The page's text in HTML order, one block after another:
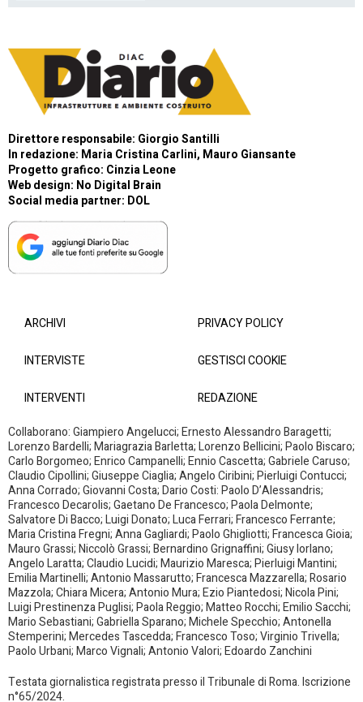
Direttore responsabile: Giorgio Santilli
In redazione: Maria Cristina Carlini, Mauro Giansante
Progetto grafico: Cinzia Leone
Web design: No Digital Brain
Social media partner: DOL
ARCHIVI
INTERVISTE
INTERVENTI
PRIVACY POLICY
GESTISCI COOKIE
REDAZIONE
Collaborano: Giampiero Angelucci; Ernesto Alessandro Baragetti;
Lorenzo Bardelli; Mariagrazia Barletta; Lorenzo Bellicini; Paolo Biscaro;
Carlo Borgomeo; Enrico Campanelli; Ennio Cascetta; Gabriele Caruso;
Claudio Cipollini; Giuseppe Ciaglia; Angelo Ciribini; Pierluigi Contucci;
Anna Corrado; Giovanni Costa; Dario Costi: Paolo D’Alessandris;
Francesco Decarolis; Gaetano De Francesco; Paola Delmonte;
Salvatore Di Bacco; Luigi Donato; Luca Ferrari; Francesco Ferrante;
Maria Cristina Fregni; Anna Gagliardi; Paolo Ghigliotti; Francesca Gioia;
Mauro Grassi; Niccolò Grassi; Bernardino Grignaffini; Giusy Iorlano;
Angelo Laratta; Claudio Lucidi; Maurizio Maresca; Pierluigi Mantini;
Emilia Martinelli; Antonio Massarutto; Francesca Mazzarella; Rosario
Mazzola; Chiara Micera; Antonio Mura; Ezio Piantedosi; Nicola Pini;
Luigi Prestinenza Puglisi; Paola Reggio; Matteo Rocchi; Emilio Sacchi;
Mario Sebastiani; Gabriella Sparano; Michele Specchio; Antonella
Stemperini; Mercedes Tascedda; Francesco Toso; Virginio Trivella;
Paolo Urbani; Marco Vignali; Antonio Valori; Edoardo Zanchini
Testata giornalistica registrata presso il Tribunale di Roma. Iscrizione
n°65/2024.